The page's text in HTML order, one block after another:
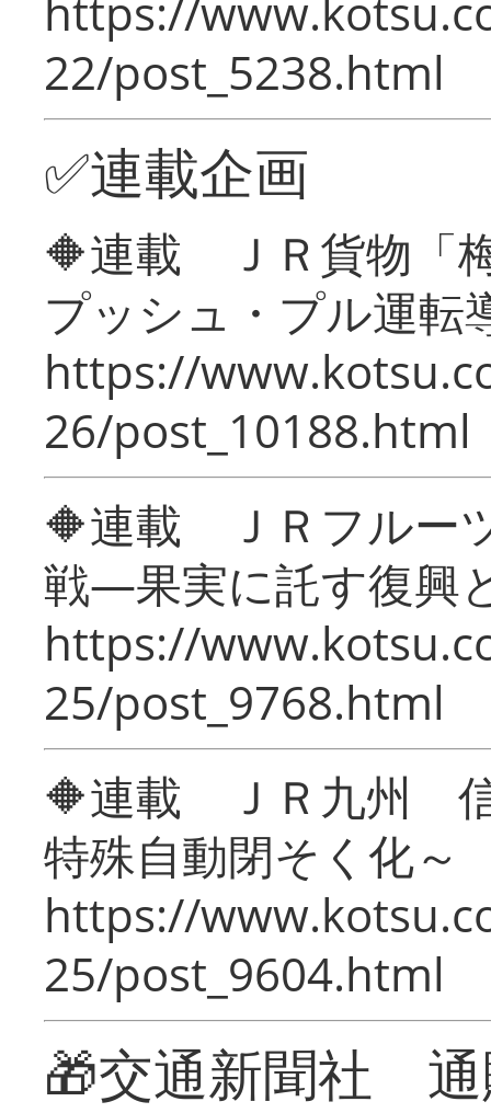
https://
22/post_5238.html
✅連載企画
🔶連載 ＪＲ貨物「
プッシュ・プル運転
https://
26/post_10188.html
🔶連載 ＪＲフルー
戦―果実に託す復興
https://
25/post_9768.html
🔶連載 ＪＲ九州 信
特殊自動閉そく化～
https://
25/post_9604.html
🎁交通新聞社